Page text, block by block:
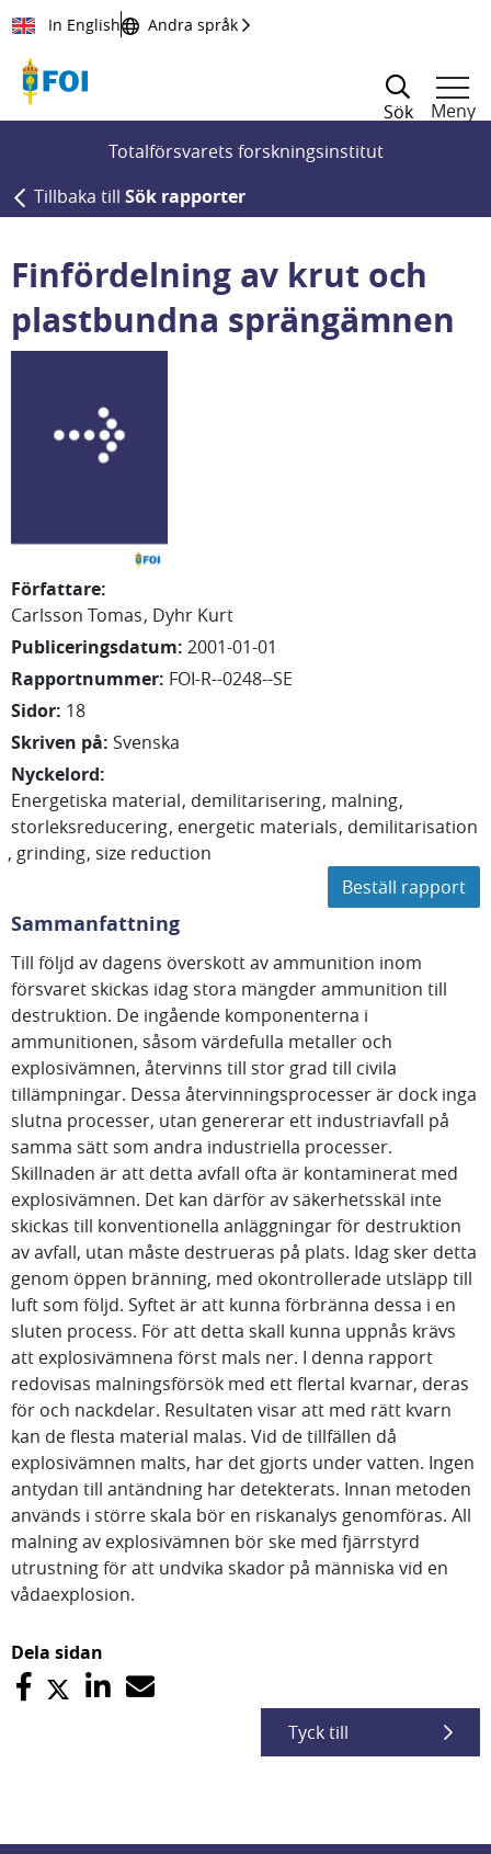
Till innehållet
In English Andra språk
Sök
Meny
Totalförsvarets forskningsinstitut
Tillbaka till Sök rapporter
Finfördelning av krut och
plastbundna sprängämnen
Författare:
Carlsson Tomas Dyhr Kurt
Publiceringsdatum: 2001-01-01
Rapportnummer: FOI-R--0248--SE
Sidor: 18
Skriven på: Svenska
Nyckelord:
Energetiska material demilitarisering malning
storleksreducering energetic materials demilitarisation
grinding size reduction
Beställ rapport
Sammanfattning
Till följd av dagens överskott av ammunition inom
försvaret skickas idag stora mängder ammunition till
destruktion. De ingående komponenterna i
ammunitionen, såsom värdefulla metaller och
explosivämnen, återvinns till stor grad till civila
tillämpningar. Dessa återvinningsprocesser är dock inga
slutna processer, utan genererar ett industriavfall på
samma sätt som andra industriella processer.
Skillnaden är att detta avfall ofta är kontaminerat med
explosivämnen. Det kan därför av säkerhetsskäl inte
skickas till konventionella anläggningar för destruktion
av avfall, utan måste destrueras på plats. Idag sker detta
genom öppen bränning, med okontrollerade utsläpp till
luft som följd. Syftet är att kunna förbränna dessa i en
sluten process. För att detta skall kunna uppnås krävs
att explosivämnena först mals ner. I denna rapport
redovisas malningsförsök med ett flertal kvarnar, deras
för och nackdelar. Resultaten visar att med rätt kvarn
kan de flesta material malas. Vid de tillfällen då
explosivämnen malts, har det gjorts under vatten. Ingen
antydan till antändning har detekterats. Innan metoden
används i större skala bör en riskanalys genomföras. All
malning av explosivämnen bör ske med fjärrstyrd
utrustning för att undvika skador på människa vid en
vådaexplosion.
Dela sidan
Tyck till